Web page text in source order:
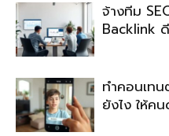
จ้างทีม
Backlink
ทำคอนเท
ยังไง ให้ค